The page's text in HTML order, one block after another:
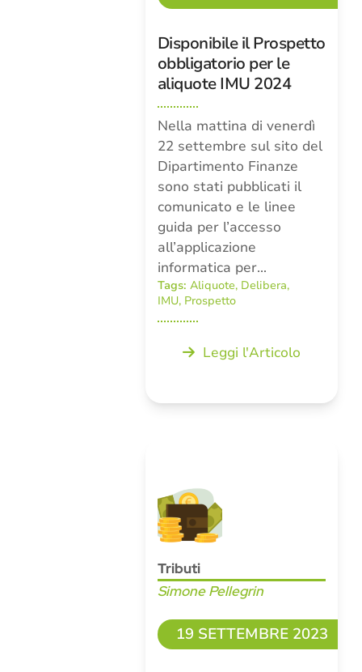
Disponibile il Prospetto
obbligatorio per le
aliquote IMU 2024
Nella mattina di venerdì
22 settembre sul sito del
Dipartimento Finanze
sono stati pubblicati il
comunicato e le linee
guida per l’accesso
all’applicazione
informatica per…
Tags: Aliquote, Delibera,
IMU, Prospetto
Leggi l'Articolo
Tributi
Simone Pellegrin
19 SETTEMBRE 2023